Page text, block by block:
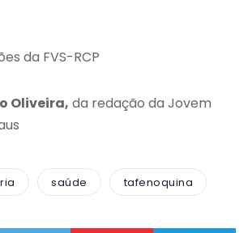
da FVS-RCP
Oliveira, da redação da Jovem
saúde tafenoquina